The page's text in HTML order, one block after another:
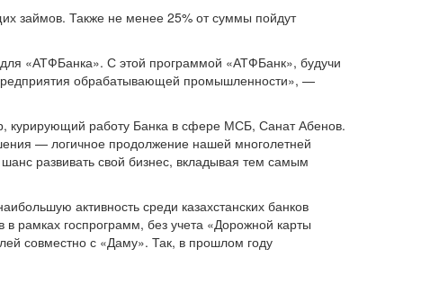
займов. Также не менее 25% от суммы пойдут
«АТФБанка». С этой программой «АТФБанк», будучи
обрабатывающей промышленности», —
курирующий работу Банка в сфере МСБ, Санат Абенов.
— логичное продолжение нашей многолетней
развивать свой бизнес, вкладывая тем самым
активность среди казахстанских банков
рамках госпрограмм, без учета «Дорожной карты
совместно с «Даму». Так, в прошлом году